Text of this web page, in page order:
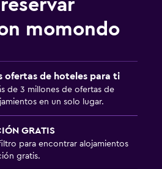
momondo
ofertas de hoteles para ti
de 3 millones de ofertas de
en un solo lugar.
GRATIS
para encontrar alojamientos
gratis.